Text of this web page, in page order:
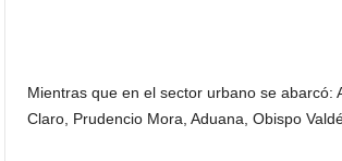
Mientras que en el sector urbano se abarcó:
Claro, Prudencio Mora, Aduana, Obispo